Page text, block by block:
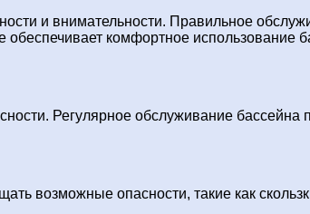
и внимательности. Правильное
комфортное использование
Регулярное обслуживание бассейна
возможные опасности, такие как